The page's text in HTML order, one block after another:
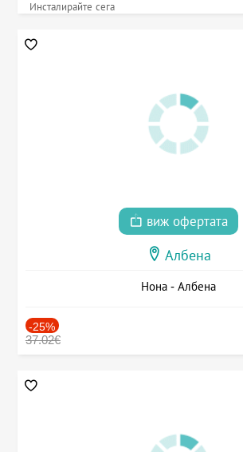
Инсталирайте сега
виж офертата
Албена
Нона - Албена
-25%
37.02€